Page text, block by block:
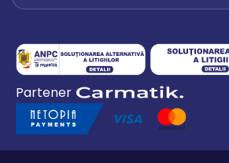
0754 649 360
office.premium@autode.ro
Partener